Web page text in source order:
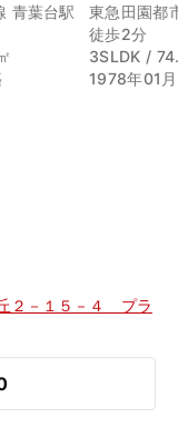
青葉台駅
東急田園都
徒歩2分
3SLDK /
1978年01
２－１５－４ プラ